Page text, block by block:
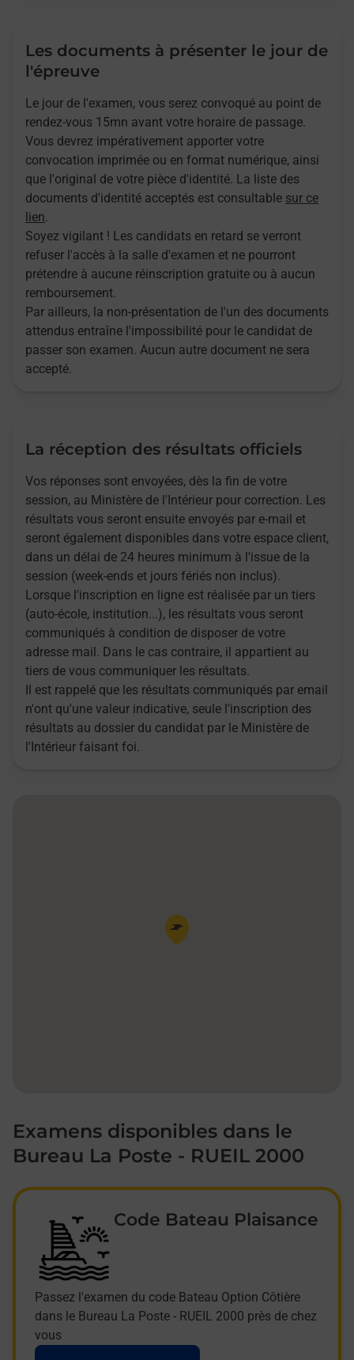
Les documents à présenter le jour de
l'épreuve
Le jour de l'examen, vous serez convoqué au point de
rendez-vous 15mn avant votre horaire de passage.
Vous devrez impérativement apporter votre
convocation imprimée ou en format numérique, ainsi
que l'original de votre pièce d'identité. La liste des
documents d'identité acceptés est consultable sur ce
lien.
Soyez vigilant ! Les candidats en retard se verront
refuser l'accès à la salle d'examen et ne pourront
prétendre à aucune réinscription gratuite ou à aucun
remboursement.
Par ailleurs, la non-présentation de l'un des documents
attendus entraîne l'impossibilité pour le candidat de
passer son examen. Aucun autre document ne sera
accepté.
La réception des résultats officiels
Vos réponses sont envoyées, dès la fin de votre
session, au Ministère de l'Intérieur pour correction. Les
résultats vous seront ensuite envoyés par e-mail et
seront également disponibles dans votre espace client,
dans un délai de 24 heures minimum à l'issue de la
session (week-ends et jours fériés non inclus).
Lorsque l'inscription en ligne est réalisée par un tiers
(auto-école, institution...), les résultats vous seront
communiqués à condition de disposer de votre
adresse mail. Dans le cas contraire, il appartient au
tiers de vous communiquer les résultats.
Il est rappelé que les résultats communiqués par email
n'ont qu'une valeur indicative, seule l'inscription des
résultats au dossier du candidat par le Ministère de
l'Intérieur faisant foi.
Pin de la carte
Examens disponibles dans le
Bureau La Poste - RUEIL 2000
Code Bateau Plaisance
Passez l'examen du code Bateau Option Côtière
dans le Bureau La Poste - RUEIL 2000 près de chez
vous